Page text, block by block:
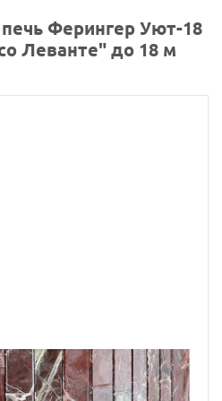
Ферингер Уют-18
Леванте" до 18 м